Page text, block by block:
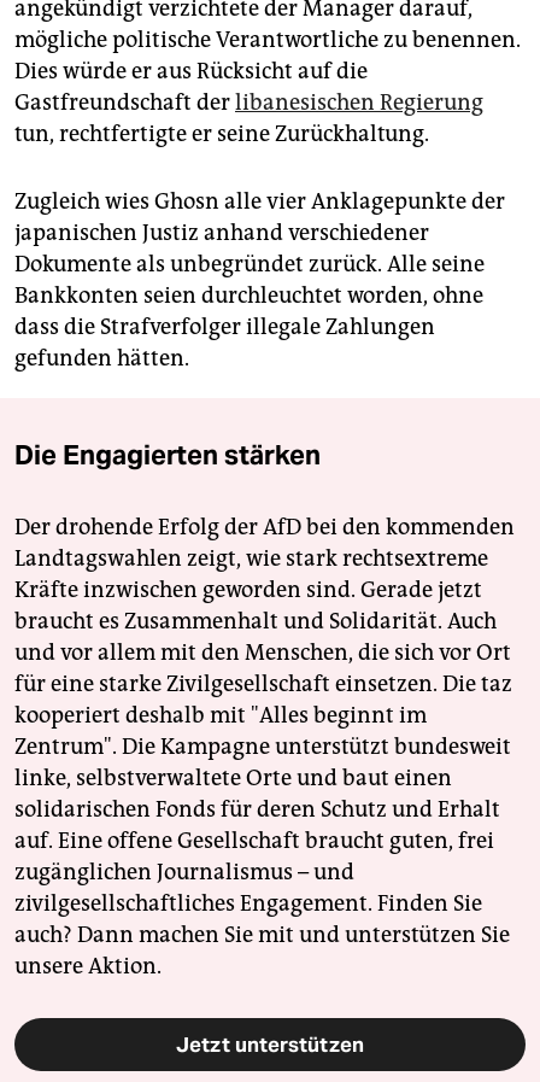
angekündigt verzichtete der Manager darauf,
mögliche politische Verantwortliche zu benennen.
Dies würde er aus Rücksicht auf die
Gastfreundschaft derlibanesischen Regierung
tun, rechtfertigte er seine Zurückhaltung.
Zugleich wies Ghosn alle vier Anklagepunkte der
japanischen Justiz anhand verschiedener
Dokumente als unbegründet zurück. Alle seine
Bankkonten seien durchleuchtet worden, ohne
dass die Strafverfolger illegale Zahlungen
gefunden hätten.
Die Engagierten stärken
Der drohende Erfolg der AfD bei den kommenden
Landtagswahlen zeigt, wie stark rechtsextreme
Kräfte inzwischen geworden sind. Gerade jetzt
braucht es Zusammenhalt und Solidarität. Auch
und vor allem mit den Menschen, die sich vor Ort
für eine starke Zivilgesellschaft einsetzen. Die taz
kooperiert deshalb mit "Alles beginnt im
Zentrum". Die Kampagne unterstützt bundesweit
linke, selbstverwaltete Orte und baut einen
solidarischen Fonds für deren Schutz und Erhalt
auf. Eine offene Gesellschaft braucht guten, frei
zugänglichen Journalismus – und
zivilgesellschaftliches Engagement. Finden Sie
auch? Dann machen Sie mit und unterstützen Sie
unsere Aktion.
Jetzt unterstützen